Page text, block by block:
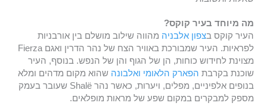
מה מיוחד בעיר קוקס?
העיר קוקס בצפון אלבניה מהווה שילוב מושלם בין אורבניות
לפראיות. העיר שמבורכת באוויר הצח של נהר הדרין ואגם Fierza
מצוינת לחידוש כוחות, הן של הגוף והן של הנפש. בנוסף, העיר
שוכנת בקרבת הפארק הלאומי ואלבונה שהוא מקום מדהים ומלא
בנופים אלפיניים, מפלים, ויערות, כאשר נהר Shalë שעובר בעמק
מספק למבקרים במקום שפע של מראות מופלאים.